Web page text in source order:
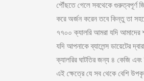
পৌঁছতে গেলে সবথেকে গুরুত্বপূর্ণ
করে অর্জন করেন তবে কিন্তু তা
৭৭০০ ক্যালরি আমরা যদি আমাদের
যদি আপনাকে ব্যালেন্স ডায়েটের
ক্যালরির ঘাটতির জন্য ৪ কেজি
এই ক্ষেত্রে যে সব থেকে বেশি